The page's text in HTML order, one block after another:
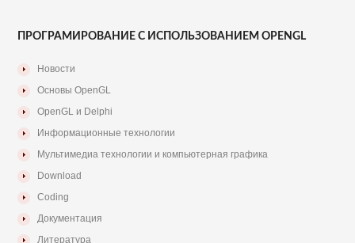
ПРОГРАМИРОВАНИЕ С ИСПОЛЬЗОВАНИЕМ OPENGL
Новости
Основы OpenGL
OpenGL и Delphi
Информационные технологии
Мультимедиа технологии и компьютерная графика
Download
Coding
Документация
Литература